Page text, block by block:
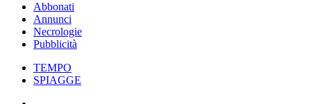
Abbonati
Annunci
Necrologie
Pubblicità
TEMPO
SPIAGGE